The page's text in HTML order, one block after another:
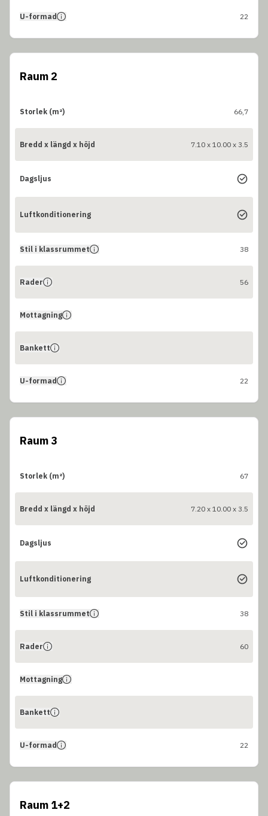
U-formad 22
Raum 2
Storlek (m²) 66,7
Bredd x längd x höjd 7.10 x 10.00 x 3.5
Dagsljus
Luftkonditionering
Stil i klassrummet 38
Rader 56
Mottagning
Bankett
U-formad 22
Raum 3
Storlek (m²) 67
Bredd x längd x höjd 7.20 x 10.00 x 3.5
Dagsljus
Luftkonditionering
Stil i klassrummet 38
Rader 60
Mottagning
Bankett
U-formad 22
Raum 1+2